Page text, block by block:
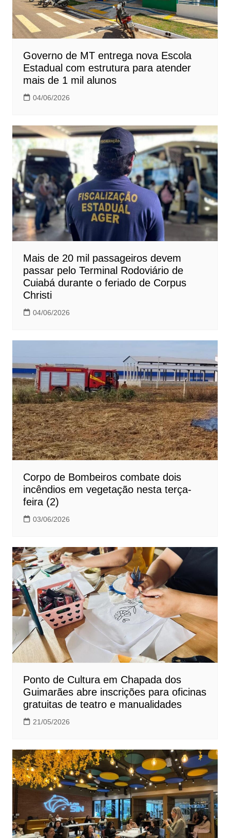
Governo de MT entrega nova Escola
Estadual com estrutura para atender
mais de 1 mil alunos
04/06/2026
Mais de 20 mil passageiros devem
passar pelo Terminal Rodoviário de
Cuiabá durante o feriado de Corpus
Christi
04/06/2026
Corpo de Bombeiros combate dois
incêndios em vegetação nesta terça-
feira (2)
03/06/2026
Ponto de Cultura em Chapada dos
Guimarães abre inscrições para oficinas
gratuitas de teatro e manualidades
21/05/2026